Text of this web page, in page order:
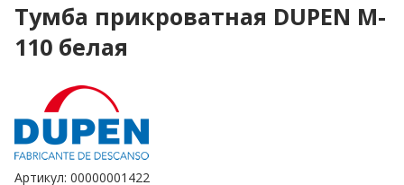
Тумба прикроватная DUPEN M-
110 белая
Артикул: 00000001422